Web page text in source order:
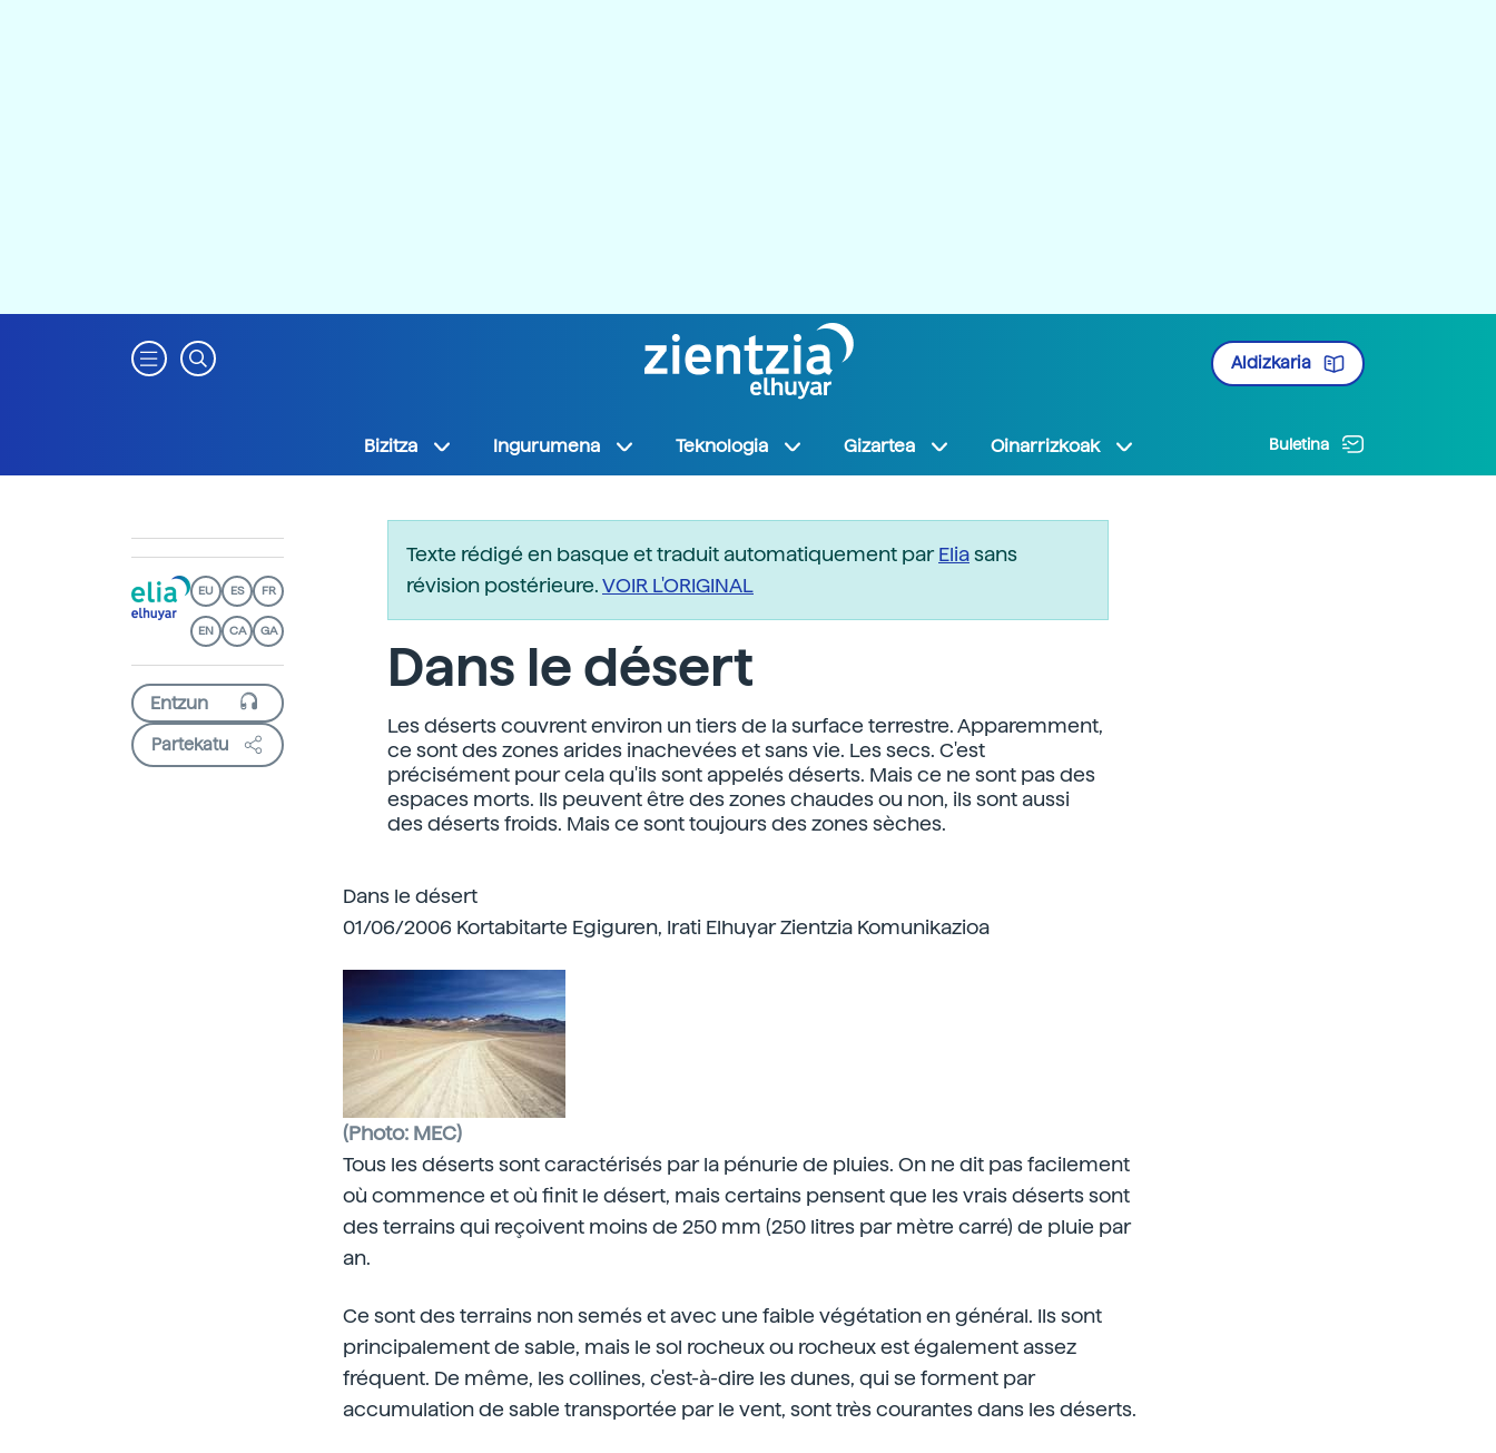
Aldizkaria
Bizitza Ingurumena Teknologia Gizartea Oinarrizkoak Buletina
EU ES FR
EN CA GA
Partekatu
Texte rédigé en basque et traduit automatiquement parEliasans
révision postérieure.VOIR L'ORIGINAL
Dans le désert
Les déserts couvrent environ un tiers de la surface terrestre. Apparemment,
ce sont des zones arides inachevées et sans vie. Les secs. C'est
précisément pour cela qu'ils sont appelés déserts. Mais ce ne sont pas des
espaces morts. Ils peuvent être des zones chaudes ou non, ils sont aussi
des déserts froids. Mais ce sont toujours des zones sèches.
Dans le désert
01/06/2006 Kortabitarte Egiguren, Irati Elhuyar Zientzia Komunikazioa
(Photo: MEC)
Tous les déserts sont caractérisés par la pénurie de pluies. On ne dit pas facilement
où commence et où finit le désert, mais certains pensent que les vrais déserts sont
des terrains qui reçoivent moins de 250 mm (250 litres par mètre carré) de pluie par
an.
Ce sont des terrains non semés et avec une faible végétation en général. Ils sont
principalement de sable, mais le sol rocheux ou rocheux est également assez
fréquent. De même, les collines, c'est-à-dire les dunes, qui se forment par
accumulation de sable transportée par le vent, sont très courantes dans les déserts.